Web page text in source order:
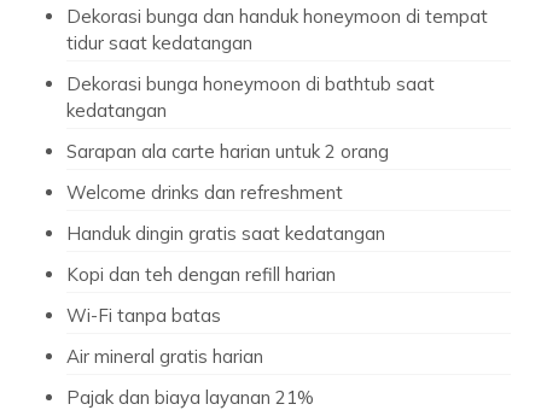
Dekorasi bunga dan handuk honeymoon di tempat
tidur saat kedatangan
Dekorasi bunga honeymoon di bathtub saat
kedatangan
Sarapan ala carte harian untuk 2 orang
Welcome drinks dan refreshment
Handuk dingin gratis saat kedatangan
Kopi dan teh dengan refill harian
Wi-Fi tanpa batas
Air mineral gratis harian
Pajak dan biaya layanan 21%